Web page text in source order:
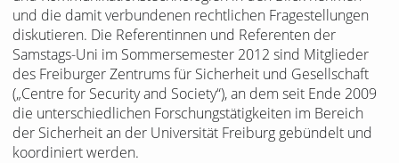
und die damit verbundenen rechtlichen Fragestellungen
diskutieren. Die Referentinnen und Referenten der
Samstags-Uni im Sommersemester 2012 sind Mitglieder
des Freiburger Zentrums für Sicherheit und Gesellschaft
(„Centre for Security and Society“), an dem seit Ende 2009
die unterschiedlichen Forschungstätigkeiten im Bereich
der Sicherheit an der Universität Freiburg gebündelt und
koordiniert werden.